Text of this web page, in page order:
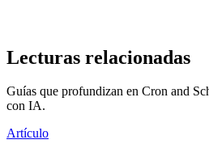
Lecturas relacionadas
Guías que profundizan en Cron and
con IA.
Artículo